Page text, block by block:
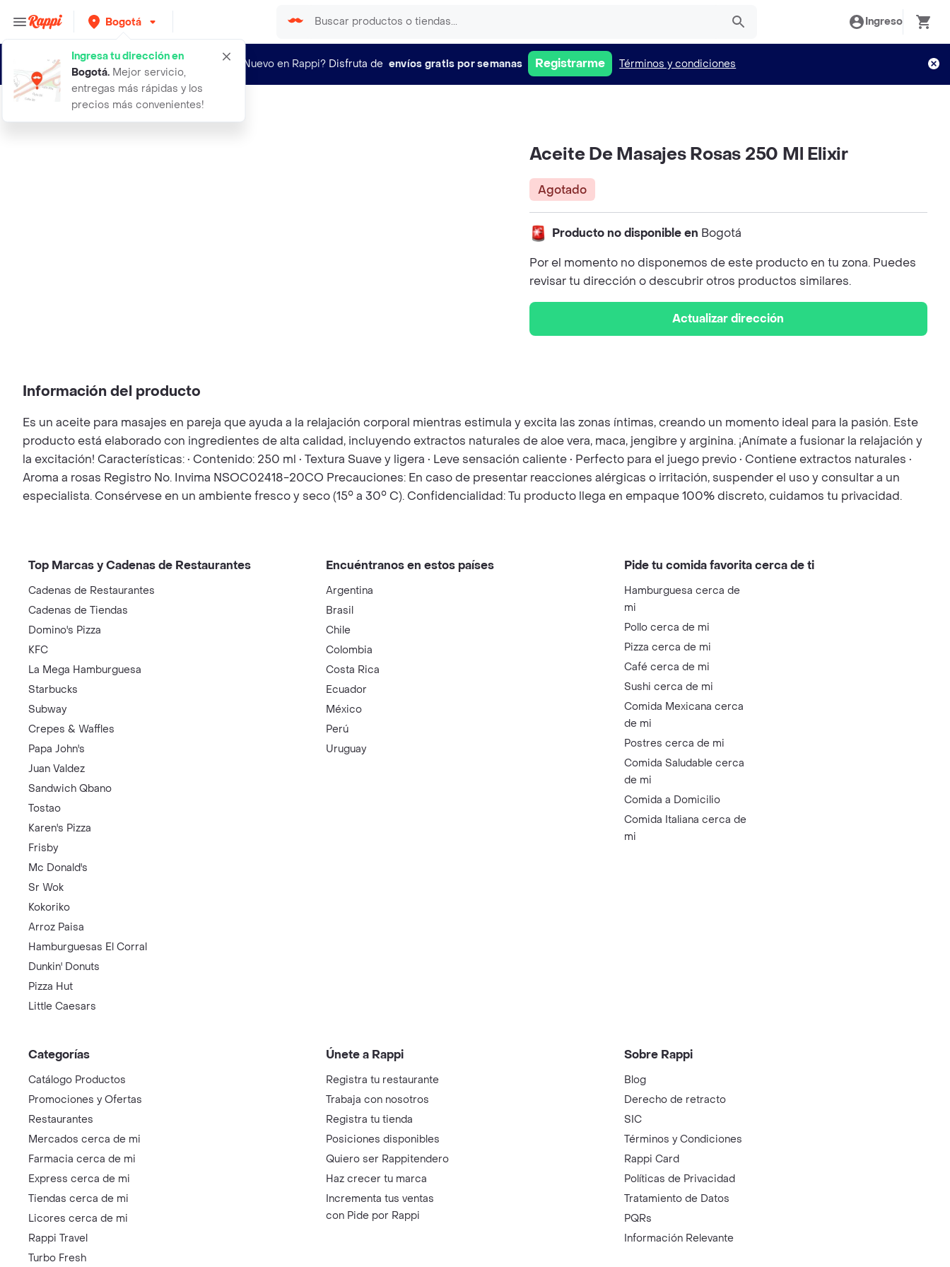
Bogotá
Ingresa tu dirección en
Bogotá. Mejor servicio,
entregas más rápidas y los
precios más convenientes!
Ingreso
¿Nuevo en Rappi? Disfruta de envíos gratis por semanas Registrarme Términos y condiciones
aceite de masajes rosas 250 ml elix
Aceite De Masajes Rosas 250 Ml Elixir
Agotado
Producto no disponible en Bogotá
Por el momento no disponemos de este producto en tu zona. Puedes
revisar tu dirección o descubrir otros productos similares.
Actualizar dirección
Información del producto
Es un aceite para masajes en pareja que ayuda a la relajación corporal mientras estimula y excita las zonas íntimas, creando un momento ideal para la pasión. Este
producto está elaborado con ingredientes de alta calidad, incluyendo extractos naturales de aloe vera, maca, jengibre y arginina. ¡Anímate a fusionar la relajación y
la excitación! Características: • Contenido: 250 ml • Textura Suave y ligera • Leve sensación caliente • Perfecto para el juego previo • Contiene extractos naturales •
Aroma a rosas Registro No. Invima NSOC02418-20CO Precauciones: En caso de presentar reacciones alérgicas o irritación, suspender el uso y consultar a un
especialista. Consérvese en un ambiente fresco y seco (15° a 30° C). Confidencialidad: Tu producto llega en empaque 100% discreto, cuidamos tu privacidad.
Top Marcas y Cadenas de Restaurantes
Cadenas de Restaurantes
Cadenas de Tiendas
Domino's Pizza
KFC
La Mega Hamburguesa
Starbucks
Subway
Crepes & Waffles
Papa John's
Juan Valdez
Sandwich Qbano
Tostao
Karen's Pizza
Frisby
Mc Donald's
Sr Wok
Kokoriko
Arroz Paisa
Hamburguesas El Corral
Dunkin' Donuts
Pizza Hut
Little Caesars
Encuéntranos en estos países
Argentina
Brasil
Chile
Colombia
Costa Rica
Ecuador
México
Perú
Uruguay
Pide tu comida favorita cerca de ti
Hamburguesa cerca de
mi
Pollo cerca de mi
Pizza cerca de mi
Café cerca de mi
Sushi cerca de mi
Comida Mexicana cerca
de mi
Postres cerca de mi
Comida Saludable cerca
de mi
Comida a Domicilio
Comida Italiana cerca de
mi
Categorías
Catálogo Productos
Promociones y Ofertas
Restaurantes
Mercados cerca de mi
Farmacia cerca de mi
Express cerca de mi
Tiendas cerca de mi
Licores cerca de mi
Rappi Travel
Turbo Fresh
Únete a Rappi
Registra tu restaurante
Trabaja con nosotros
Registra tu tienda
Posiciones disponibles
Quiero ser Rappitendero
Haz crecer tu marca
Incrementa tus ventas
con Pide por Rappi
Sobre Rappi
Blog
Derecho de retracto
SIC
Términos y Condiciones
Rappi Card
Políticas de Privacidad
Tratamiento de Datos
PQRs
Información Relevante